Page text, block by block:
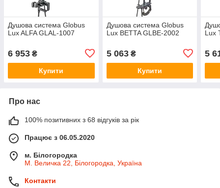
Душова система Globus
Lux ALFA GLAL-1007
6 953 ₴
Купити
Душова система Globus
Lux BETTA GLBE-2002
5 063₴
Купити
Lux
5
Про нас
100% позитивних з 68 відгуків за рік
Працює з 06.05.2020
м. Білогородка
М. Величка 22, Білогородка, Україна
Контакти